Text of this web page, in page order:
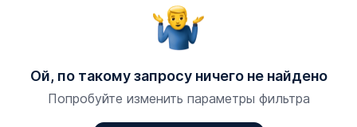
Ой, по такому запросу ничего не найдено
Попробуйте изменить параметры фильтра